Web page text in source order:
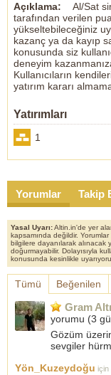
Açıklama:
Al/Sat
tarafından verilen
yükseltebileceğiniz
kazanç ya da kayıp
konusunda siz
deneyim
Kullanıcıların
yatırım kararı
Yatırımları
1
Yorumlar Takip
Yasal Uyarı:Altin.in'de yer
kapsamında değildir.
bilgilere dayanılarak alınacak
doğurmayabilir. Dolayısıyla
konusunda kesinlikle
Tümü Beğenilen
Gram
yorumu (3
Gözüm
sevgiler
Yön_Kuzeydoğu için